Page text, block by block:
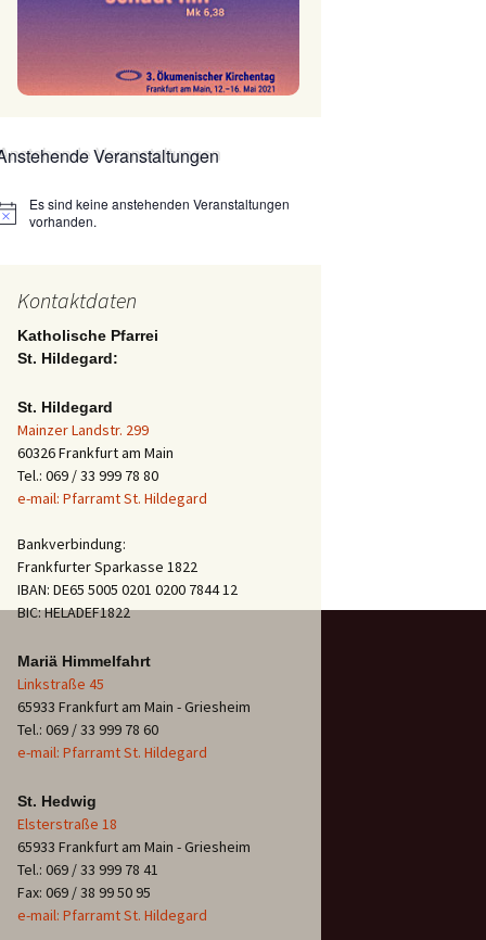
Veranstaltungen
Es sind keine anstehenden Veranstaltungen
vorhanden.
Kontaktdaten
Katholische Pfarrei
St. Hildegard:
St. Hildegard
Mainzer Landstr. 299
60326 Frankfurt am Main
Tel.: 069 / 33 999 78 80
e-mail: Pfarramt St. Hildegard
Bankverbindung:
Frankfurter Sparkasse 1822
IBAN: DE65 5005 0201 0200 7844 12
BIC: HELADEF1822
Mariä Himmelfahrt
Linkstraße 45
65933 Frankfurt am Main - Griesheim
Tel.: 069 / 33 999 78 60
e-mail: Pfarramt St. Hildegard
St. Hedwig
Elsterstraße 18
65933 Frankfurt am Main - Griesheim
Tel.: 069 / 33 999 78 41
Fax: 069 / 38 99 50 95
e-mail: Pfarramt St. Hildegard